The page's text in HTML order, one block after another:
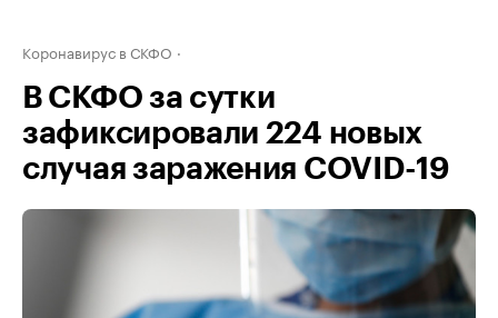
Коронавирус в СКФО
В СКФО за сутки
зафиксировали 224 новых
случая заражения COVID-19